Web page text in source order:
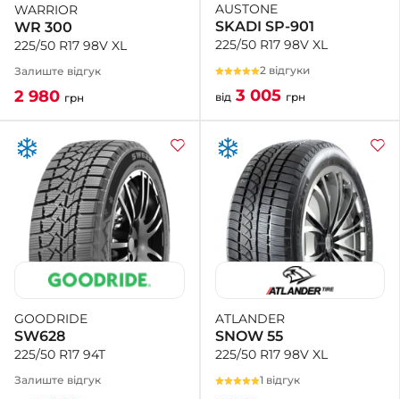
WARRIOR
WR 300
225/50 R17 98V XL
Залиште відгук
2 980 грн
AUSTONE
SKADI SP-901
225/50 R17 98V XL
2 відгуки
від 3 005 грн
GOODRIDE
SW628
225/50 R17 94T
Залиште відгук
ATLANDER
SNOW 55
225/50 R17 98V XL
1 відгук